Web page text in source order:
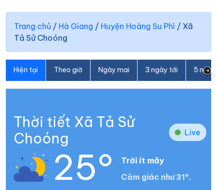
Trang chủ / Hà Giang / Huyện Hoàng Su Phì / Xã
Tả Sử Choóng
Hiện tại Theo giờ Ngày mai 3 ngày tới 5
Thời tiết Xã Tả Sử
Choóng
Live
25°
Trời ít mây
Cảm giác như 31°.